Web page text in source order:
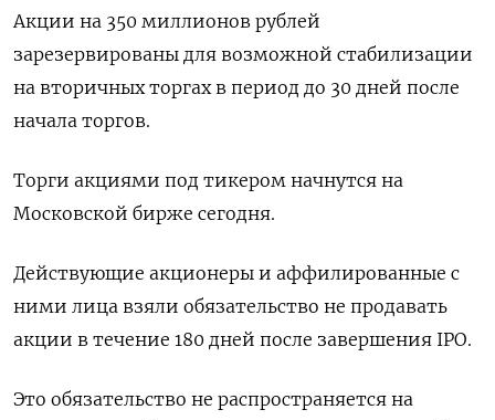
Акции на 350 миллионов рублей
зарезервированы для возможной стабилизации
на вторичных торгах в период до 30 дней после
начала торгов.
Торги акциями под тикером начнутся на
Московской бирже сегодня.
Действующие акционеры и аффилированные с
ними лица взяли обязательство не продавать
акции в течение 180 дней после завершения IPO.
Это обязательство не распространяется на